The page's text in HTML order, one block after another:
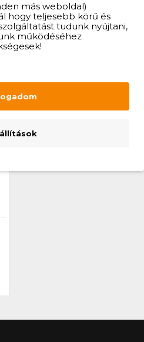
KOSÁRBA
más weboldal)
hogy teljesebb körű és
tudunk nyújtani,
működéséhez